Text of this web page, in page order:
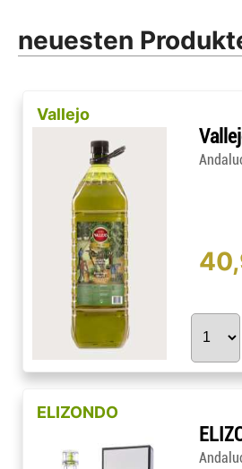
neuesten
Vallejo
ELIZONDO